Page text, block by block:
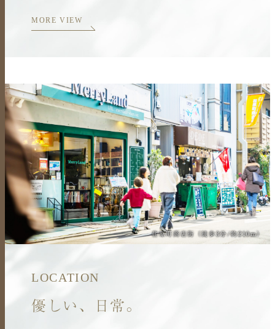
MORE VIEW
荏原町商店街（徒歩3分/約210m）
LOCATION
優しい、日常。